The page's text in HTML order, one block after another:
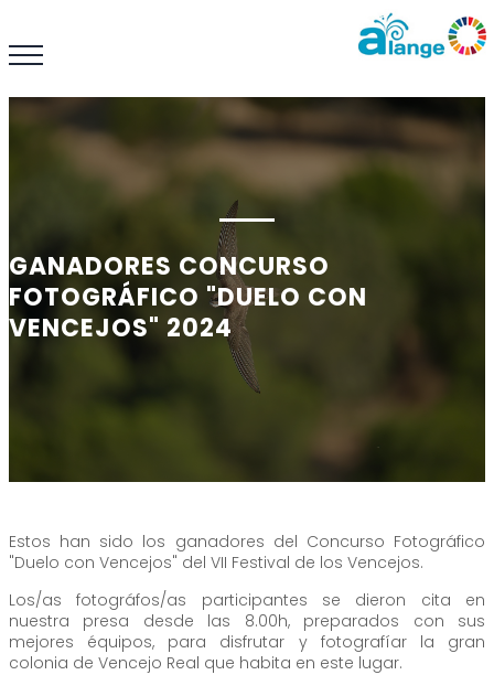
GANADORES CONCURSO
FOTOGRÁFICO "DUELO CON
VENCEJOS" 2024
Estos han sido los ganadores del Concurso Fotográfico
"Duelo con Vencejos" del VII Festival de los Vencejos.
Los/as fotográfos/as participantes se dieron cita en
nuestra presa desde las 8.00h, preparados con sus
mejores équipos, para disfrutar y fotografíar la gran
colonia de Vencejo Real que habita en este lugar.